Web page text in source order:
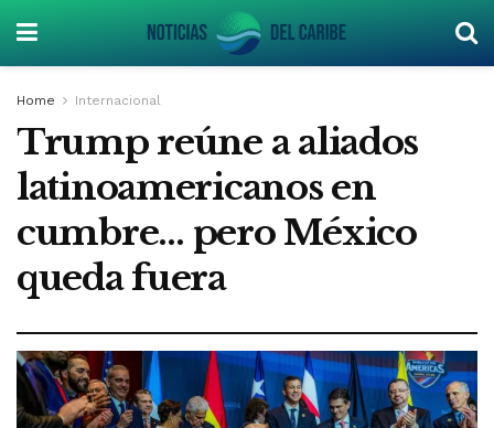
Home Internacional
Trump reúne a aliados
latinoamericanos en
cumbre… pero México
queda fuera